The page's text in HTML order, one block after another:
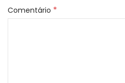
Comentário *